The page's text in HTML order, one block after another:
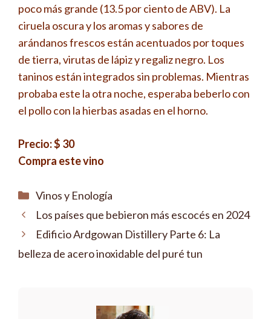
poco más grande (13.5 por ciento de ABV). La
ciruela oscura y los aromas y sabores de
arándanos frescos están acentuados por toques
de tierra, virutas de lápiz y regaliz negro. Los
taninos están integrados sin problemas. Mientras
probaba este la otra noche, esperaba beberlo con
el pollo con la hierbas asadas en el horno.
Precio: $ 30
Compra este vino
Categorías
Vinos y Enología
Los países que bebieron más escocés en 2024
Edificio Ardgowan Distillery Parte 6: La
belleza de acero inoxidable del puré tun